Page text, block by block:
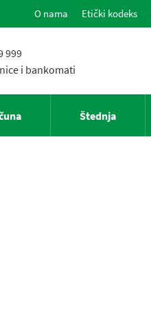
O nama Etički kodeks
999
i bankomati
Štednja